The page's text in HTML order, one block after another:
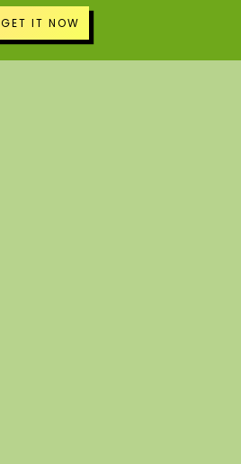
GET IT NOW